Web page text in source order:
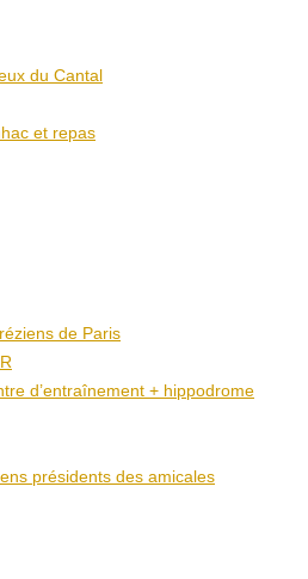
du Cantal
et repas
de Paris
d’entraînement + hippodrome
présidents des amicales